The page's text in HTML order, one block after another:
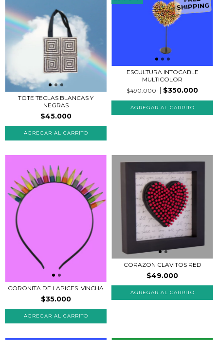
TOTE TECLAS BLANCAS Y
NEGRAS
$45.000
SHIPPING
ESCULTURA INTOCABLE
MULTICOLOR
$490.000
$350.000
CORONITA DE LAPICES. VINCHA
$35.000
CORAZON CLAVITOS RED
$49.000
AGREGAR AL CARRITO